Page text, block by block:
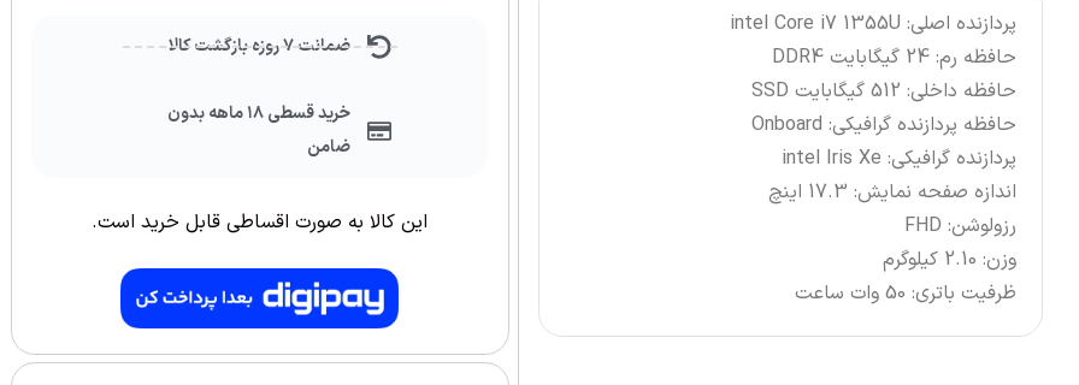
پردازنده اصلی: intel Core i7 1355U
حافظه رم: 24 گیگابایت DDR4
حافظه داخلی: 512 گیگابایت SSD
حافظه پردازنده گرافیکی: Onboard
پردازنده گرافیکی: intel Iris Xe
اندازه صفحه نمایش: 17.3 اینچ
رزولوشن: FHD
وزن: 2.10 کیلوگرم
ظرفیت باتری: 50 وات ساعت
ضمانت ۷ روزه بازگشت کالا
خرید قسطی ۱۸ ماهه بدون
ضامن
این کالا به صورت اقساطی قابل خرید است.